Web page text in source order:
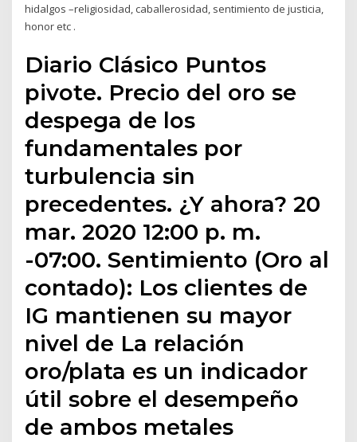
hidalgos –religiosidad, caballerosidad, sentimiento de justicia,
honor etc .
Diario Clásico Puntos
pivote. Precio del oro se
despega de los
fundamentales por
turbulencia sin
precedentes. ¿Y ahora? 20
mar. 2020 12:00 p. m.
-07:00. Sentimiento (Oro al
contado): Los clientes de
IG mantienen su mayor
nivel de La relación
oro/plata es un indicador
útil sobre el desempeño
de ambos metales